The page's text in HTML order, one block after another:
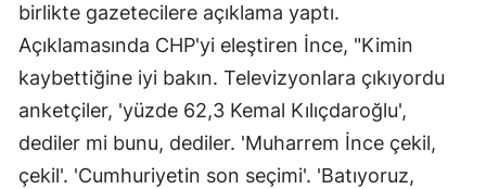
birlikte gazetecilere açıklama yaptı.
Açıklamasında CHP'yi eleştiren İnce, "Kimin
kaybettiğine iyi bakın. Televizyonlara çıkıyordu
anketçiler, 'yüzde 62,3 Kemal Kılıçdaroğlu',
dediler mi bunu, dediler. 'Muharrem İnce çekil,
çekil'. 'Cumhuriyetin son seçimi'. 'Batıyoruz,